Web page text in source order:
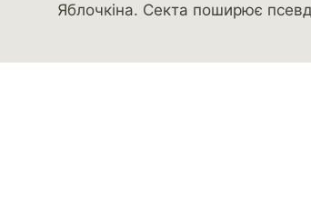
Яблочкіна. Секта поширює